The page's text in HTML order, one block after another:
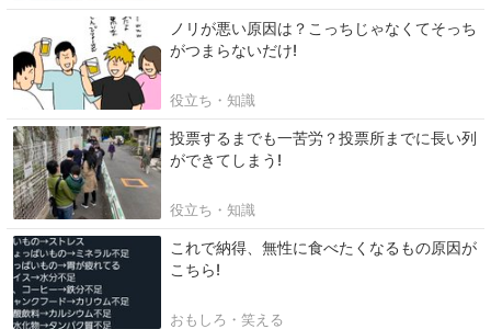
ノリが悪い原因は？こっちじゃなくてそっち
がつまらないだけ!
役立ち・知識
投票するまでも一苦労？投票所までに長い列
ができてしまう!
役立ち・知識
これで納得、無性に食べたくなるもの原因が
こちら!
おもしろ・笑える